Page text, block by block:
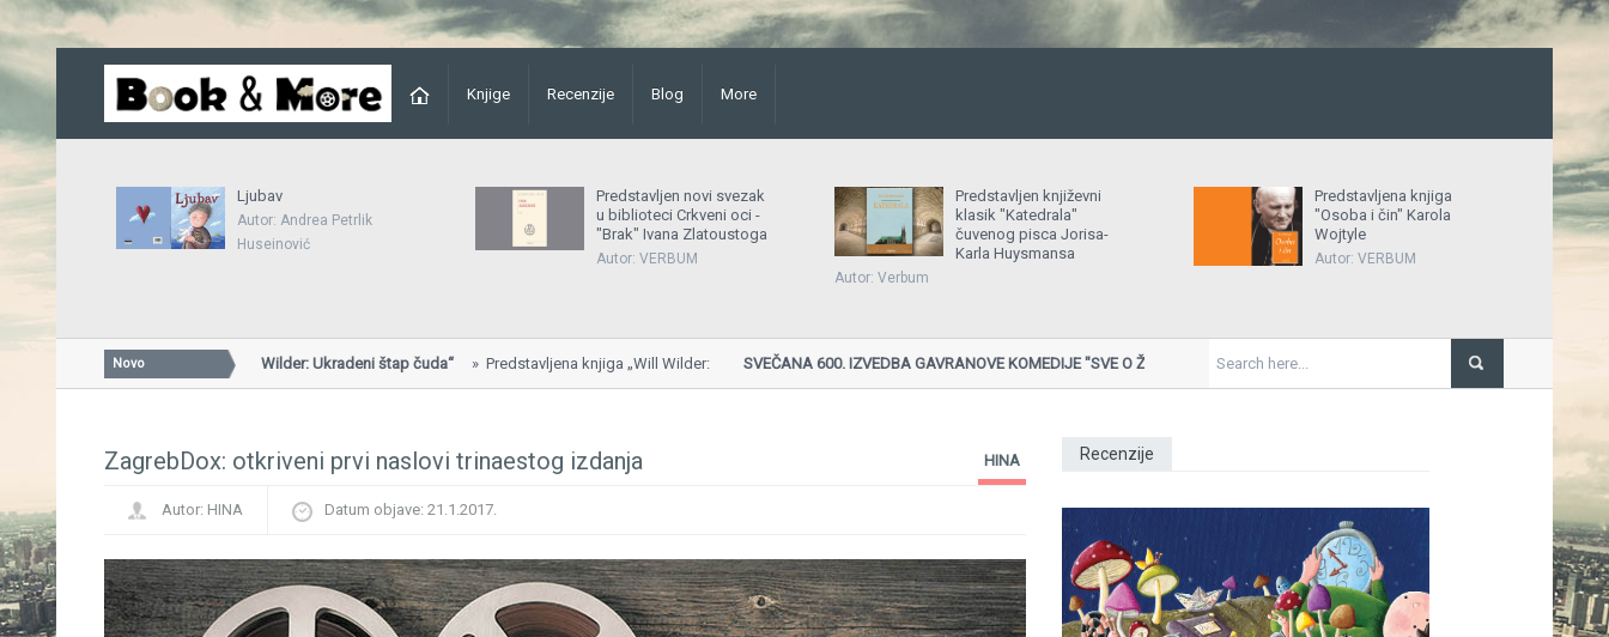
Knjige Recenzije Blog More
Ljubav
Autor: Andrea Petrlik
Huseinović
Predstavljen novi svezak
u biblioteci Crkveni oci -
"Brak" Ivana Zlatoustoga
Autor: VERBUM
Predstavljen književni
klasik "Katedrala"
čuvenog pisca Jorisa-
Karla Huysmansa
Autor: Verbum
Predstavljena knjiga
"Osoba i čin" Karola
Wojtyle
Autor: VERBUM
Novo
Predstavljena knjiga „Will Wilder: Ukradeni štap čuda“
Predstavljena knjiga „Will Wilder:
Ukradeni štap čuda“...
SVEČANA 600. IZVEDBA GAVRANOVE KOMEDIJE "SVE O ŽENAMA" U KRAKOVU
Miro
Gavran, Teatar Ludowy, Poljska...
Ožujak u HNK Zagreb donosi
ZagrebDox: otkriveni prvi naslovi trinaestog izdanja HINA
Autor: HINA Datum objave: 21.1.2017.
Recenzije